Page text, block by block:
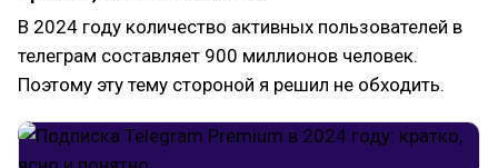
В 2024 году количество активных пользователей в
телеграм составляет 900 миллионов человек.
Поэтому эту тему стороной я решил не обходить.